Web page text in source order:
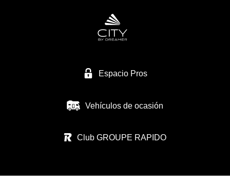
CARAVANAS MURCIA SL
CARAVANAS EUROPEAS SL
31119 IMARCOAIN
Espacio Pros
Vehículos de ocasión
Club GROUPE RAPIDO